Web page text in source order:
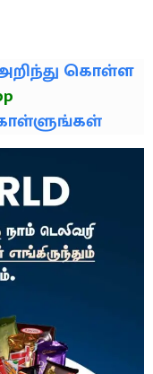
கொள்ள